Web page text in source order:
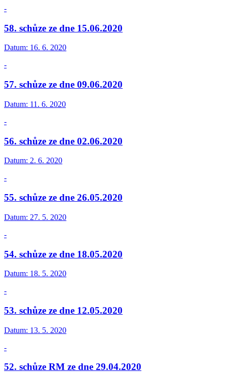
-
58. schůze ze dne 15.06.2020
Datum: 16. 6. 2020
-
57. schůze ze dne 09.06.2020
Datum: 11. 6. 2020
-
56. schůze ze dne 02.06.2020
Datum: 2. 6. 2020
-
55. schůze ze dne 26.05.2020
Datum: 27. 5. 2020
-
54. schůze ze dne 18.05.2020
Datum: 18. 5. 2020
-
53. schůze ze dne 12.05.2020
Datum: 13. 5. 2020
-
52. schůze RM ze dne 29.04.2020